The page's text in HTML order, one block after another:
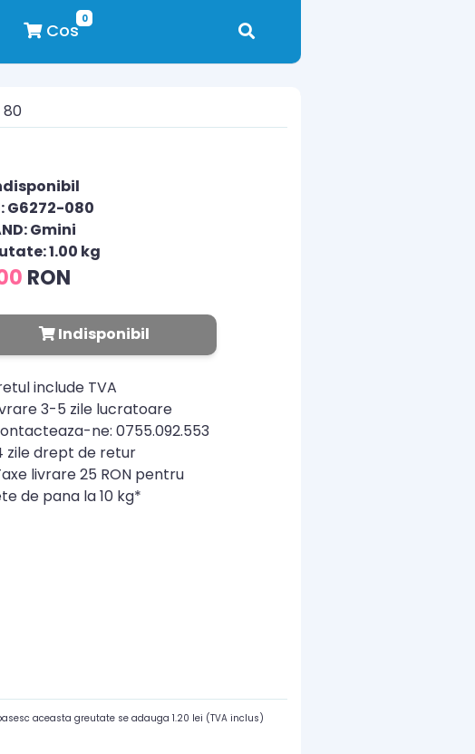
0
Cos
80
G6272-080
Gmini
1.00 kg
RON
Indisponibil
include TVA
3-5 zile lucratoare
ne: 0755.092.553
zile drept de retur
livrare 25 RON pentru
de pana la 10 kg*
aceasta greutate se adauga 1.20 lei (TVA inclus)